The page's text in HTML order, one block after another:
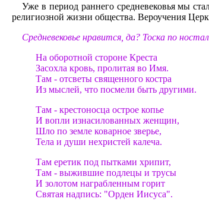
Уже в период раннего средневековья мы
религиозной жизни общества. Вероучения
Средневековье нравится, да? Тоска по
На оборотной стороне Креста
Засохла кровь, пролитая во Имя.
Там - отсветы священного костра
Из мыслей, что посмели быть другими.
Там - крестоносца острое копье
И вопли изнасилованных женщин,
Шло по земле коварное зверье,
Тела и души нехристей калеча.
Там еретик под пытками хрипит,
Там - выжившие подлецы и трусы
И золотом награбленным горит
Святая надпись: "Орден Иисуса".